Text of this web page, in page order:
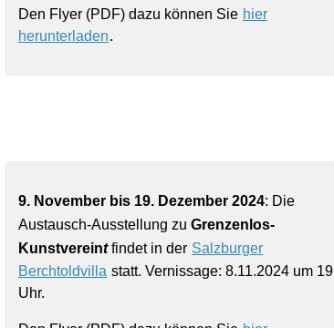
Den Flyer (PDF) dazu können Sie hier
herunterladen.
9. November bis 19. Dezember 2024: Die
Austausch-Ausstellung zu Grenzenlos-
Kunstvereintfindet in der Salzburger
Berchtoldvilla statt. Vernissage: 8.11.2024 um 19
Uhr.